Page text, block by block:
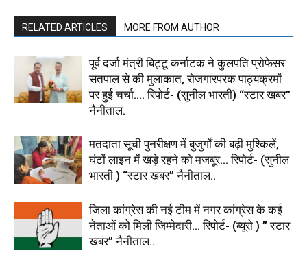
RELATED ARTICLES MORE FROM AUTHOR
पूर्व दर्जा मंत्री बिट्टू कर्नाटक ने कुलपति प्रोफेसर
सतपाल से की मुलाकात, रोजगारपरक पाठ्यक्रमों
पर हुई चर्चा…. रिपोर्ट- (सुनील भारती) “स्टार खबर”
नैनीताल.
मतदाता सूची पुनरीक्षण में बुजुर्गों की बढ़ी मुश्किलें,
घंटों लाइन में खड़े रहने को मजबूर… रिपोर्ट- (सुनील
भारती ) “स्टार खबर” नैनीताल..
जिला कांग्रेस की नई टीम में नगर कांग्रेस के कई
नेताओं को मिली जिम्मेदारी… रिपोर्ट- (ब्यूरो ) ” स्टार
खबर” नैनीताल..